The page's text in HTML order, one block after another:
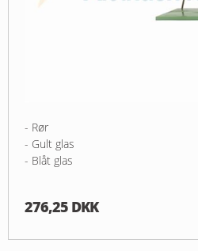
- Rør
- Gult glas
- Blåt glas
276,25 DKK